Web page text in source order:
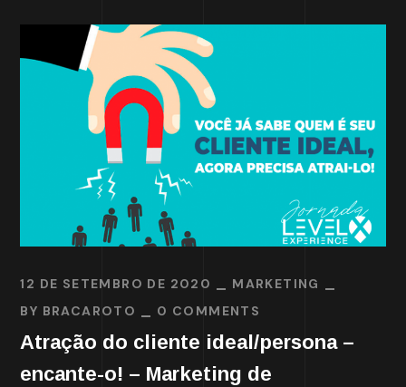
12 DE SETEMBRO DE 2020
MARKETING
BY BRACAROTO 0 COMMENTS
Atração do cliente ideal/persona –
encante-o! – Marketing de